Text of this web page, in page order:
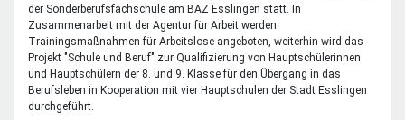
der Sonderberufsfachschule am BAZ Esslingen statt. In
Zusammenarbeit mit der Agentur für Arbeit werden
Trainingsmaßnahmen für Arbeitslose angeboten, weiterhin wird das
Projekt "Schule und Beruf" zur Qualifizierung von Hauptschülerinnen
und Hauptschülern der 8. und 9. Klasse für den Übergang in das
Berufsleben in Kooperation mit vier Hauptschulen der Stadt Esslingen
durchgeführt.